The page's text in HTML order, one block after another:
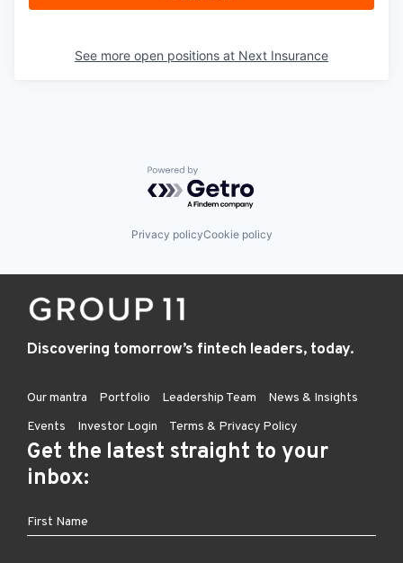
See more open positions at Next Insurance
Powered by Getro.com
Privacy policyCookie policy
Discovering tomorrow’s fintech leaders, today.
Our mantra Portfolio Leadership Team
News & Insights
Events
Investor Login Terms & Privacy Policy
Get the latest straight to your
inbox: